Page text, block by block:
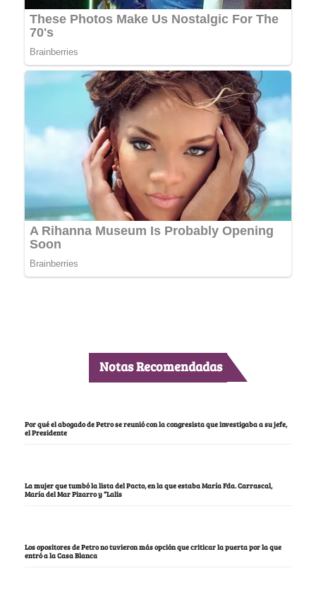
Notas Recomendadas
Por qué el abogado de Petro se reunió con la congresista que investigaba a su jefe,
el Presidente
La mujer que tumbó la lista del Pacto, en la que estaba María Fda. Carrascal,
María del Mar Pizarro y “Lalis
Los opositores de Petro no tuvieron más opción que criticar la puerta por la que
entró a la Casa Blanca